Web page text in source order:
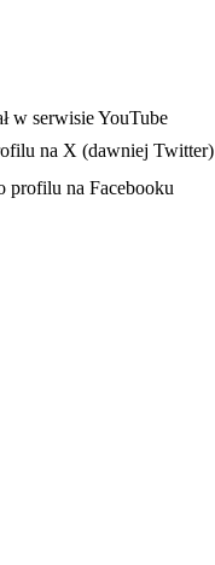
karcie
w serwisie YouTube
na X (dawniej Twitter)
karcie
profilu na Facebooku